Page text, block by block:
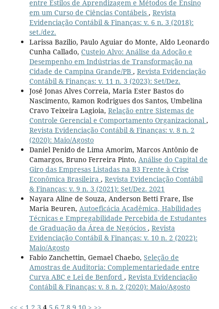
entre Estilos de Aprendizagem e Métodos de Ensino
em um Curso de Ciências Contábeis , Revista
Evidenciação Contábil & Finanças: v. 6 n. 3 (2018):
set./dez.
Larissa Bazilio, Paulo Aguiar do Monte, Aldo Leonardo
Cunha Callado, Custeio Alvo: Análise da Adoção e
Desempenho em Indústrias de Transformação na
Cidade de Campina Grande/PB , Revista Evidenciação
Contábil & Finanças: v. 11 n. 3 (2023): Set/Dez.
José Jonas Alves Correia, Maria Ester Bastos do
Nascimento, Ramon Rodrigues dos Santos, Umbelina
Cravo Teixeira Lagioia, Relação entre Sistemas de
Controle Gerencial e Comportamento Organizacional ,
Revista Evidenciação Contábil & Finanças: v. 8 n. 2
(2020): Maio/Agosto
Daniel Penido de Lima Amorim, Marcos Antônio de
Camargos, Bruno Ferreira Pinto, Análise do Capital de
Giro das Empresas Listadas na B3 Frente à Crise
Econômica Brasileira , Revista Evidenciação Contábil
& Finanças: v. 9 n. 3 (2021): Set/Dez. 2021
Nayara Aline de Souza, Anderson Betti Frare, Ilse
Maria Beuren, Autoeficácia Acadêmica, Habilidades
Técnicas e Empregabilidade Percebida de Estudantes
de Graduação da Área de Negócios , Revista
Evidenciação Contábil & Finanças: v. 10 n. 2 (2022):
Maio/Agosto
Fabio Zanchettin, Gemael Chaebo, Seleção de
Amostras de Auditoria: Complementariedade entre
Curva ABC e Lei de Benford , Revista Evidenciação
Contábil & Finanças: v. 8 n. 2 (2020): Maio/Agosto